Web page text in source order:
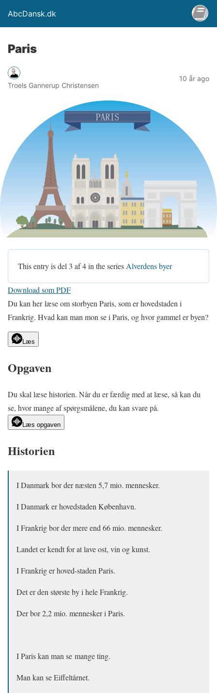
AbcDansk.dk
Paris
Troels Gannerup Christensen
10 år ago
This entry is del 3 af 4 in the series Alverdens byer
Download som PDF
Du kan her læse om storbyen Paris, som er hovedstaden i
Frankrig. Hvad kan man mon se i Paris, og hvor gammel er byen?
Læs
Opgaven
Du skal læse historien. Når du er færdig med at læse, så kan du
se, hvor mange af spørgsmålene, du kan svare på.
Læs opgaven
Historien
I Danmark bor der næsten 5,7 mio. mennesker.
I Danmark er hovedstaden København.
I Frankrig bor der mere end 66 mio. mennesker.
Landet er kendt for at lave ost, vin og kunst.
I Frankrig er hoved-staden Paris.
Det er den største by i hele Frankrig.
Der bor 2,2 mio. mennesker i Paris.
I Paris kan man se mange ting.
Man kan se Eiffeltårnet.